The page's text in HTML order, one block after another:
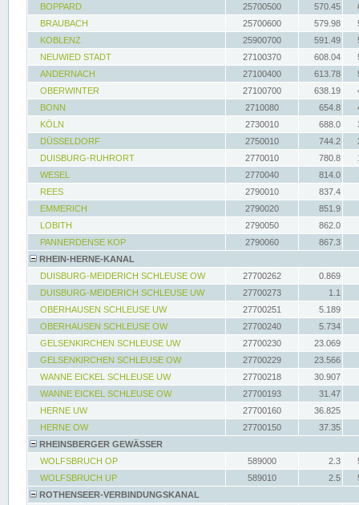
BOPPARD
25700500 570.45
BRAUBACH
25700600 579.98
KOBLENZ
25900700 591.49
NEUWIED STADT
27100370 608.04
ANDERNACH
27100400 613.78
OBERWINTER
27100700 638.19
BONN
2710080 654.8
KÖLN
2730010 688.0
DÜSSELDORF
2750010 744.2
DUISBURG-RUHRORT
2770010 780.8
WESEL
2770040 814.0
REES
2790010
837.4
EMMERICH
2790020
851.9
LOBITH
2790050
862.0
PANNERDENSE KOP
2790060
867.3
RHEIN-HERNE-KANAL
DUISBURG-MEIDERICH SCHLEUSE OW
27700262
0.869
DUISBURG-MEIDERICH SCHLEUSE UW
27700273
1.1
OBERHAUSEN SCHLEUSE UW
27700251
5.189
OBERHAUSEN SCHLEUSE OW
27700240
5.734
GELSENKIRCHEN SCHLEUSE UW
27700230
23.069
GELSENKIRCHEN SCHLEUSE OW
27700229
23.566
WANNE EICKEL SCHLEUSE UW
27700218
30.907
WANNE EICKEL SCHLEUSE OW
27700193
31.47
HERNE UW
27700160
36.825
HERNE OW
27700150
37.35
RHEINSBERGER GEWÄSSER
WOLFSBRUCH OP
589000 2.3
WOLFSBRUCH UP
589010 2.5
ROTHENSEER-VERBINDUNGSKANAL